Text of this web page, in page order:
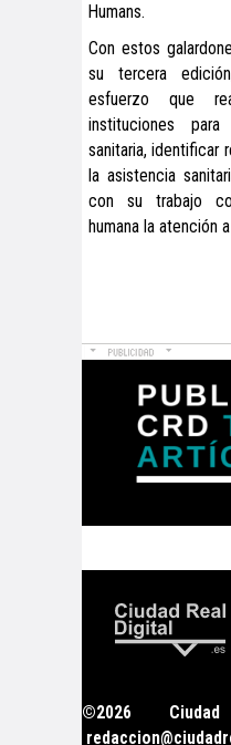
Humans.
Con estos
su tercera
esfuerzo que
instituciones
sanitaria, identificar
la asistencia
con su trabajo
humana la atención
©2026